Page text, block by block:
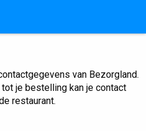
van Bezorgland.
je bestelling kan je contact
restaurant.